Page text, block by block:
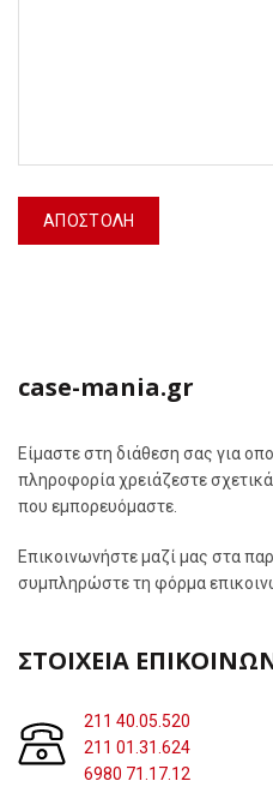
case-mania.gr
Είμαστε στη διάθεση σας για
πληροφορία χρειάζεστε
που εμπορευόμαστε.
Επικοινωνήστε μαζί μας στα
συμπληρώστε τη φόρμα
ΣΤΟΙΧΕΙΑ
211 40.05.520
211 01.31.624
6980 71.17.12